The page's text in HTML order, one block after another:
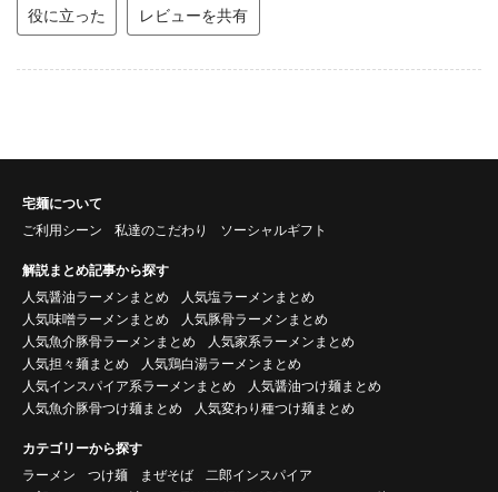
役に立った レビューを共有
宅麺について
ご利用シーン
私達のこだわり ソーシャルギフト
解説まとめ記事から探す
人気醤油ラーメンまとめ
人気塩ラーメンまとめ
人気味噌ラーメンまとめ
人気豚骨ラーメンまとめ
人気魚介豚骨ラーメンまとめ
人気家系ラーメンまとめ
人気担々麺まとめ
人気鶏白湯ラーメンまとめ
人気インスパイア系ラーメンまとめ
人気醤油つけ麺まとめ
人気魚介豚骨つけ麺まとめ
人気変わり種つけ麺まとめ
カテゴリーから探す
ラーメン
つけ麺 まぜそば
二郎インスパイア